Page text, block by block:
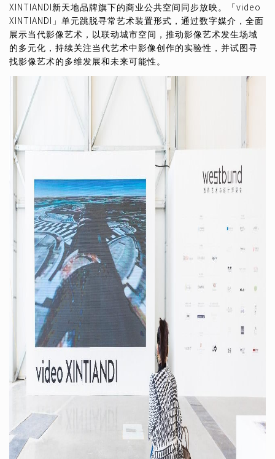
XINTIANDI新天地品牌旗下的商业公共空间同步放映。「video
XINTIANDI」单元跳脱寻常艺术装置形式，通过数字媒介，全面
展示当代影像艺术，以联动城市空间，推动影像艺术发生场域
的多元化，持续关注当代艺术中影像创作的实验性，并试图寻
找影像艺术的多维发展和未来可能性。